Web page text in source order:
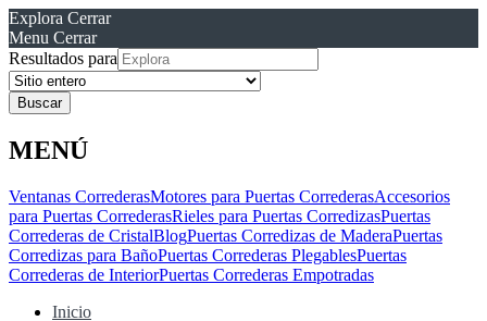
Explora Cerrar
Menu Cerrar
Resultados para
MENÚ
Ventanas CorrederasMotores para Puertas CorrederasAccesorios
para Puertas CorrederasRieles para Puertas CorredizasPuertas
Correderas de CristalBlogPuertas Corredizas de MaderaPuertas
Corredizas para BañoPuertas Correderas PlegablesPuertas
Correderas de InteriorPuertas Correderas Empotradas
Inicio